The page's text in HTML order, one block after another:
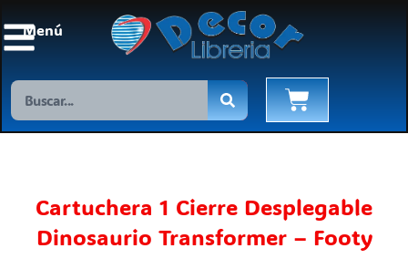
al
Menú
Search Cart
Cartuchera 1 Cierre Desplegable
Dinosaurio Transformer – Footy